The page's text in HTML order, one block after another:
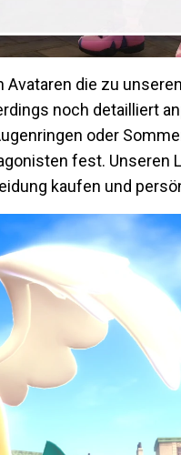
die zu
noch detailliert
oder
fest. Unseren
kaufen und